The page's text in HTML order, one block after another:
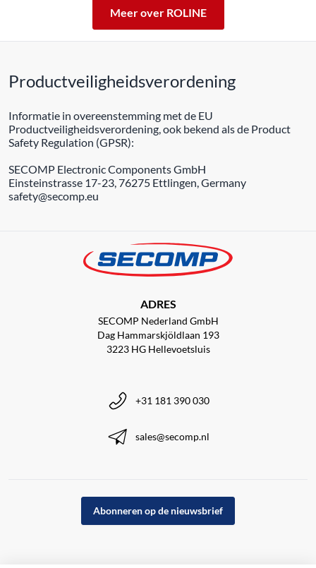
Meer over ROLINE
Productveiligheidsverordening
Informatie in overeenstemming met de EU
Productveiligheidsverordening, ook bekend als de Product
Safety Regulation (GPSR):
SECOMP Electronic Components GmbH
Einsteinstrasse 17-23, 76275 Ettlingen, Germany
safety@secomp.eu
ADRES
SECOMP Nederland GmbH
Dag Hammarskjöldlaan 193
3223 HG Hellevoetsluis
+31 181 390 030
sales@secomp.nl
Abonneren op de nieuwsbrief